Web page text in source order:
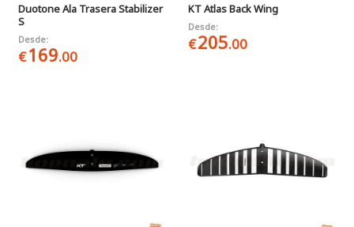
Duotone Ala Trasera Stabilizer
S
Desde:
€169.00
KT Atlas Back Wing
Desde:
€205.00